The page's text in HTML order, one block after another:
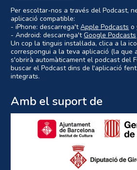
Per escoltar-nos a través del Podcast,
aplicació compatible:
- iPhone: descarrega'tApple Podcasts o
- Android: descarrega'tGoogle Podcasts
Un cop la tinguis instal·lada, clica a la
correspongui a la teva aplicació (la que
s'obrirà automàticament el podcast del
buscar el Podcast dins de l'aplicació
integrats.
Amb el suport de